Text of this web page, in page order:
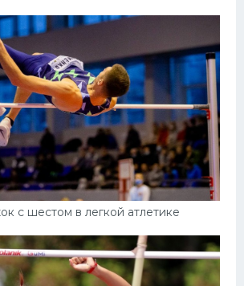
с шестом в легкой атлетике